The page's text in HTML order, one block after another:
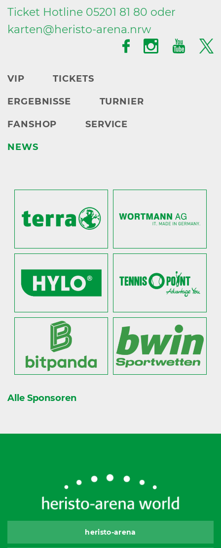
Ticket Hotline 05201 81 80 oder
karten@heristo-arena.nrw
VIP TICKETS
ERGEBNISSE TURNIER
FANSHOP SERVICE
NEWS
Alle Sponsoren
heristo-arena